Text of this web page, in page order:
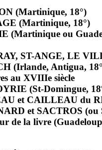
(Martinique, 18°)
(Martinique, 18°)
(Martinique ou
ST-ANGE, LE
(Irlande, Antigua,
au XVIIIe siècle
(St-Domingue,
et CAILLEAU du
et SACTROS
de la livre